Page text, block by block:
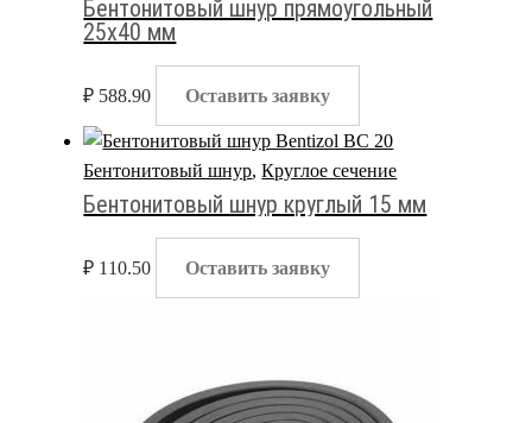
Бентонитовый шнур прямоугольный
25х40 мм
₽ 588.90 Оставить заявку
Бентонитовый шнур,Круглое сечение
Бентонитовый шнур круглый 15 мм
₽ 110.50 Оставить заявку